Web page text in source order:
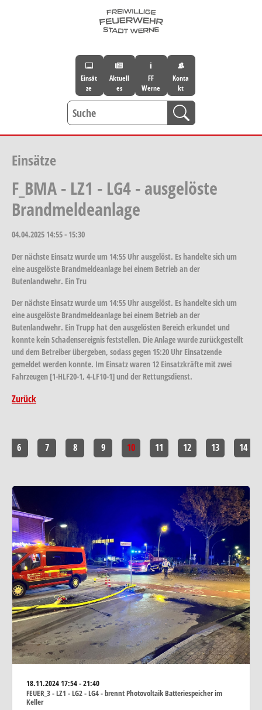
Einsät
ze
Aktuell
es
FF
Werne
Konta
kt
Einsätze
F_BMA - LZ1 - LG4 - ausgelöste
Brandmeldeanlage
04.04.2025 14:55 - 15:30
Der nächste Einsatz wurde um 14:55 Uhr ausgelöst. Es handelte sich um
eine ausgelöste Brandmeldeanlage bei einem Betrieb an der
Butenlandwehr. Ein Tru
Der nächste Einsatz wurde um 14:55 Uhr ausgelöst. Es handelte sich um
eine ausgelöste Brandmeldeanlage bei einem Betrieb an der
Butenlandwehr. Ein Trupp hat den ausgelösten Bereich erkundet und
konnte kein Schadensereignis feststellen. Die Anlage wurde zurückgestellt
und dem Betreiber übergeben, sodass gegen 15:20 Uhr Einsatzende
gemeldet werden konnte. Im Einsatz waren 12 Einsatzkräfte mit zwei
Fahrzeugen [1-HLF20-1, 4-LF10-1] und der Rettungsdienst.
Zurück
6 7 8 9 10 11 12 13 14
18.11.202417:54 - 21:40
FEUER_3 - LZ1 - LG2 - LG4 - brennt Photovoltaik Batteriespeicher im
Keller